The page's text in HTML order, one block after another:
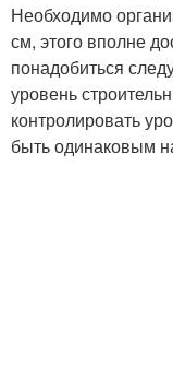
Необходимо
см, этого вполне
понадобиться
уровень
контролировать
быть одинаковым